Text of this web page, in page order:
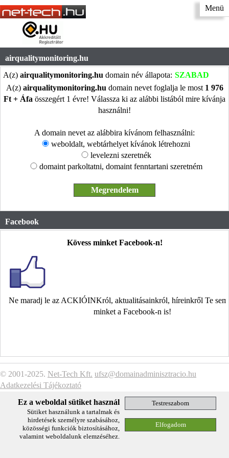
Menü
airqualitymonitoring.hu
A(z) airqualitymonitoring.hu domain név állapota: SZABAD
A(z) airqualitymonitoring.hu domain nevet foglalja le most 1 976
Ft + Áfa összegért 1 évre! Válassza ki az alábbi listából mire kívánja
használni!
A domain nevet az alábbira kívánom felhasználni:
weboldalt, webtárhelyet kívánok létrehozni
levelezni szeretnék
domaint parkoltatni, domaint fenntartani szeretném
Facebook
Kövess minket Facebook-n!
Ne maradj le az ACKIÓINKról, aktualitásainkról, híreinkről Te
minket a Facebook-n is!
© 2001-2025. Net-Tech Kft. ufsz@domainadminisztracio.hu
Adatkezelési Tájékoztató
Ez a weboldal sütiket használ
Sütiket használunk a tartalmak és
hirdetések személyre szabásához,
közösségi funkciók biztosításához,
valamint weboldalunk elemzéséhez.